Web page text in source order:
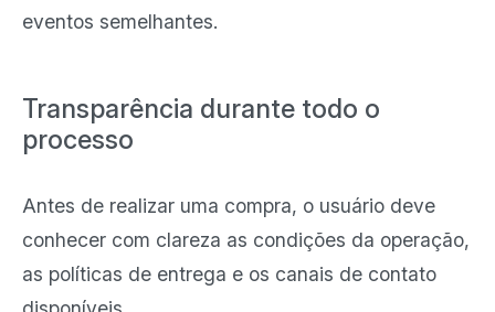
eventos semelhantes.
Transparência durante todo o
processo
Antes de realizar uma compra, o usuário deve
conhecer com clareza as condições da operação,
as políticas de entrega e os canais de contato